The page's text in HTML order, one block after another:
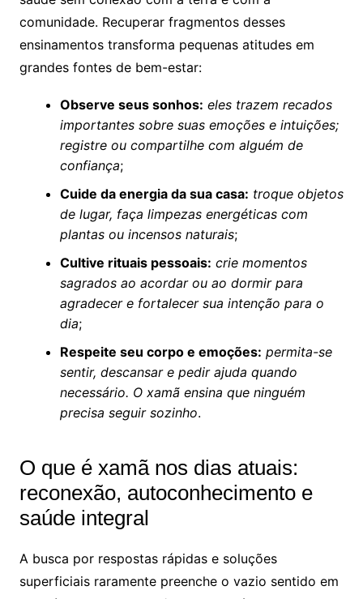
comunidade. Recuperar fragmentos desses
ensinamentos transforma pequenas atitudes em
grandes fontes de bem-estar:
Observe seus sonhos: eles trazem recados
importantes sobre suas emoções e intuições;
registre ou compartilhe com alguém de
confiança;
Cuide da energia da sua casa: troque objetos
de lugar, faça limpezas energéticas com
plantas ou incensos naturais;
Cultive rituais pessoais: crie momentos
sagrados ao acordar ou ao dormir para
agradecer e fortalecer sua intenção para o
dia;
Respeite seu corpo e emoções: permita-se
sentir, descansar e pedir ajuda quando
necessário. O xamã ensina que ninguém
precisa seguir sozinho.
O que é xamã nos dias atuais:
reconexão, autoconhecimento e
saúde integral
A busca por respostas rápidas e soluções
superficiais raramente preenche o vazio sentido em